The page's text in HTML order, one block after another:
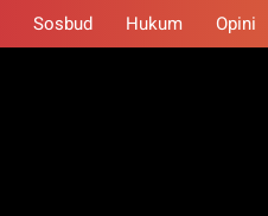
Sosbud Hukum Opini